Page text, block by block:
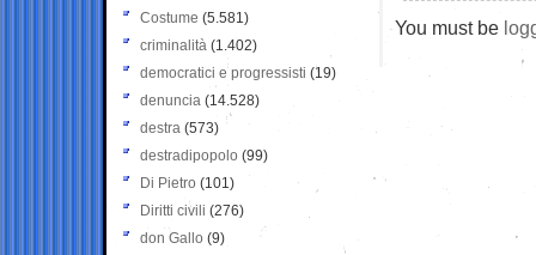
You must be
Costume (5.581)
criminalità (1.402)
democratici e progressisti (19)
denuncia (14.528)
destra (573)
destradipopolo (99)
Di Pietro (101)
Diritti civili (276)
don Gallo (9)